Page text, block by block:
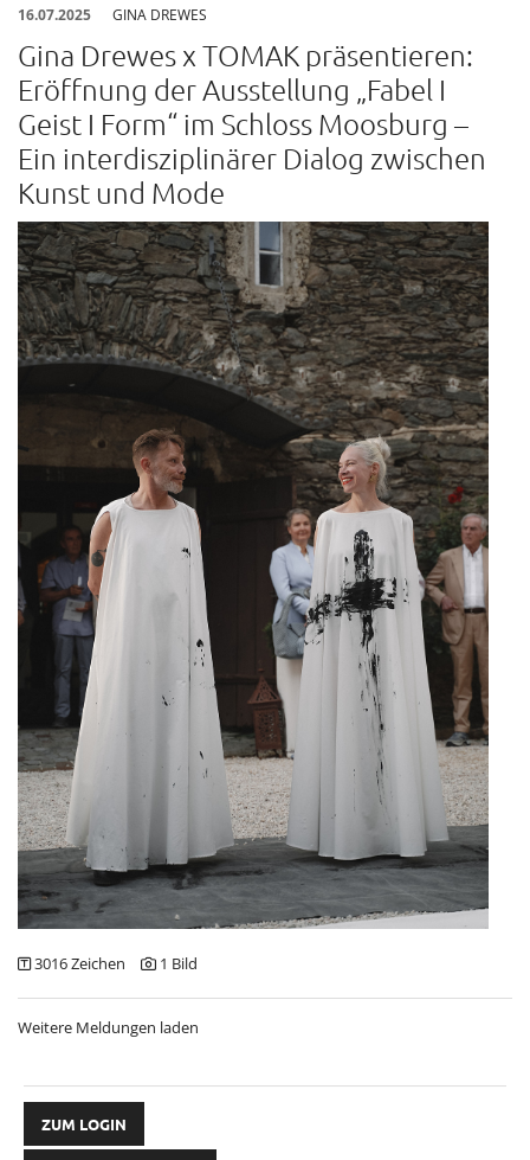
16.07.2025 GINA DREWES
Gina Drewes x TOMAK präsentieren:
Eröffnung der Ausstellung „Fabel I
Geist I Form“ im Schloss Moosburg –
Ein interdisziplinärer Dialog zwischen
Kunst und Mode
3016 Zeichen 1 Bild
Weitere Meldungen laden
ZUM LOGIN